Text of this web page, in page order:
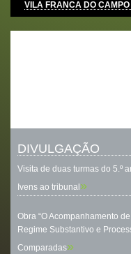
VILA FRANCA DO CAMPO
DIVULGAÇÃO
Visita de duas turmas do 5.º
Ivens ao tribunal »
Obra “O Acompanhamento
Regime Substantivo e
Comparadas»